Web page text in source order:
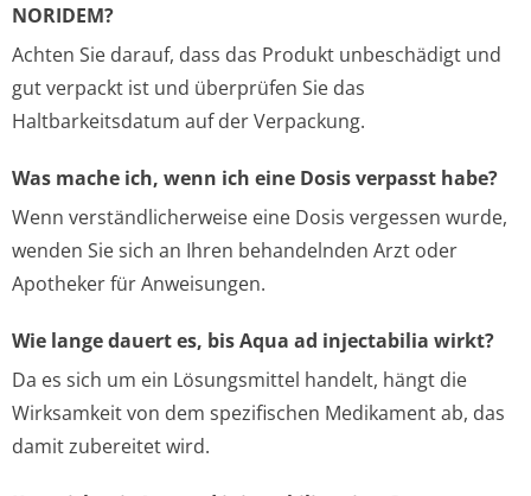
NORIDEM?
Achten Sie darauf, dass das Produkt unbeschädigt und
gut verpackt ist und überprüfen Sie das
Haltbarkeitsdatum auf der Verpackung.
Was mache ich, wenn ich eine Dosis verpasst habe?
Wenn verständlicherweise eine Dosis vergessen wurde,
wenden Sie sich an Ihren behandelnden Arzt oder
Apotheker für Anweisungen.
Wie lange dauert es, bis Aqua ad injectabilia wirkt?
Da es sich um ein Lösungsmittel handelt, hängt die
Wirksamkeit von dem spezifischen Medikament ab, das
damit zubereitet wird.